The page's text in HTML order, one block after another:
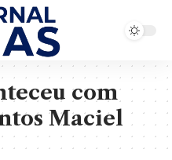
com
Maciel